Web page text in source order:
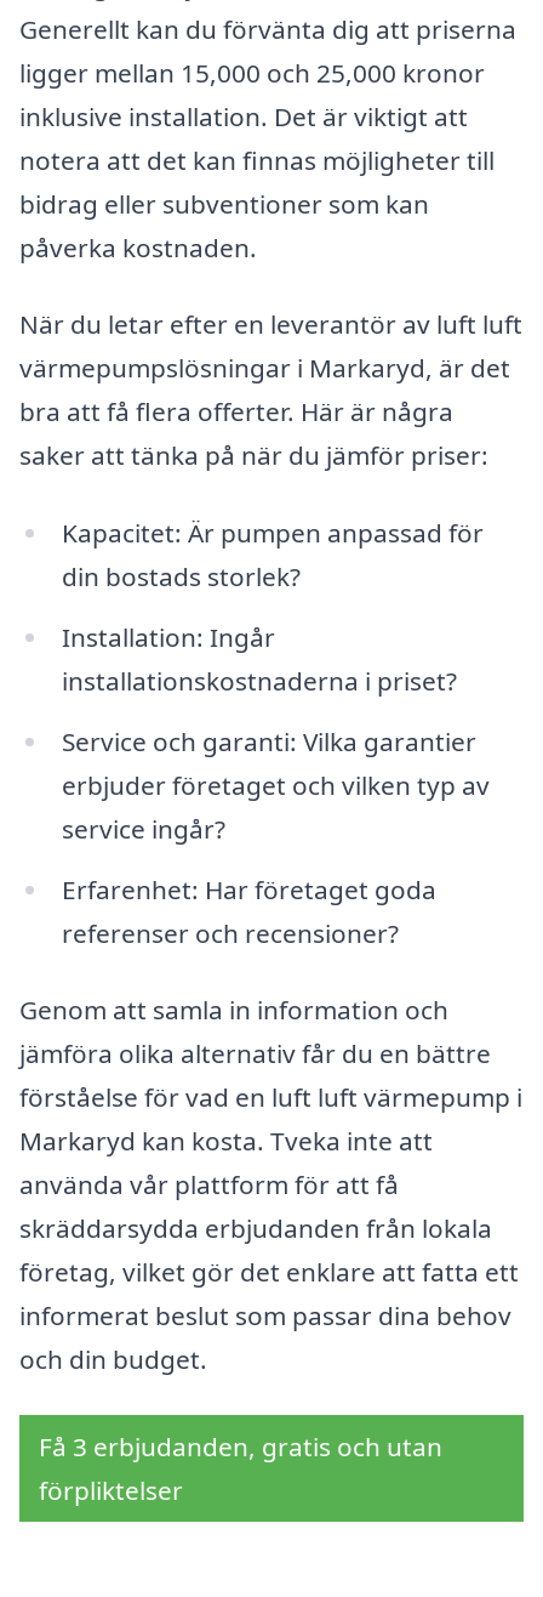
Generellt kan du förvänta dig att priserna
ligger mellan 15,000 och 25,000 kronor
inklusive installation. Det är viktigt att
notera att det kan finnas möjligheter till
bidrag eller subventioner som kan
påverka kostnaden.
När du letar efter en leverantör av luft luft
värmepumpslösningar i Markaryd, är det
bra att få flera offerter. Här är några
saker att tänka på när du jämför priser:
Kapacitet: Är pumpen anpassad för
din bostads storlek?
Installation: Ingår
installationskostnaderna i priset?
Service och garanti: Vilka garantier
erbjuder företaget och vilken typ av
service ingår?
Erfarenhet: Har företaget goda
referenser och recensioner?
Genom att samla in information och
jämföra olika alternativ får du en bättre
förståelse för vad en luft luft värmepump i
Markaryd kan kosta. Tveka inte att
använda vår plattform för att få
skräddarsydda erbjudanden från lokala
företag, vilket gör det enklare att fatta ett
informerat beslut som passar dina behov
och din budget.
Få 3 erbjudanden, gratis och utan
förpliktelser